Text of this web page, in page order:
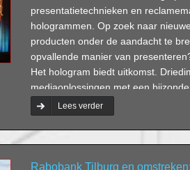
presentatietechnieken en
hologrammen. Op zoek naar
producten onder de aandacht te
opvallende manier van
Het hologram biedt uitkomst.
mediaoplossingen met een
Talrijke toepassingen met een
Lees verder
Rabobank Tilburg en